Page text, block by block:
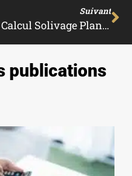
Suivant
Calcul Solivage Plancher Bois : Comment Faire ?
publications